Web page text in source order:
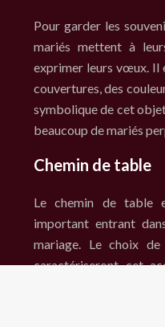
Pour garder les
mariés mettent à
exprimer leurs vœux. Il
couvertures, des
symbolique de cet
beaucoup de mariés
Chemin de table
Le chemin de table
important entrant
mariage. Le choix
caractériseront cet